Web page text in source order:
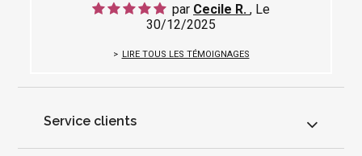
par Cecile R. , Le
30/12/2025
LIRE TOUS LES TÉMOIGNAGES
Service clients